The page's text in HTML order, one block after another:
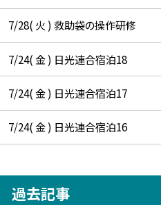
7/28( 火 ) 救助袋の操作研修
7/24( 金 ) 日光連合宿泊18
7/24( 金 ) 日光連合宿泊17
7/24( 金 ) 日光連合宿泊16
過去記事